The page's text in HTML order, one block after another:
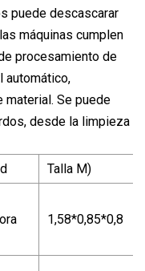
puede descascarar
máquinas cumplen
procesamiento de
automático,
Se puede
desde la limpieza
Talla M)
1,58*0,85*0,8